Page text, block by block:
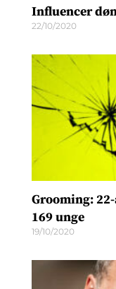
Influencer
22/10/2020
Grooming:
169 unge
19/10/2020